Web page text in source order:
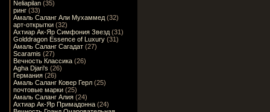
Neliapilan (35)
ринг (33)
Амаль Саланг Али Мухаммед (32)
арт-открытки (32)
Ахтиар Ак-Яр Симфония Звезд (31)
Golddragon Essence of Luxury (31)
Амаль Саланг Сагадат (27)
Scaramis (27)
Вечность Классика (26)
Agha Djari's (26)
Германия (26)
Амаль Саланг Ковер Герл (25)
почтовые марки (25)
Амаль Саланг Алия (24)
Ахтиар Ак-Яр Примадонна (24)